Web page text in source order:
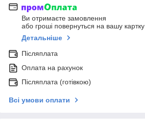
Ви отримаєте замовлення
або гроші повернуться на вашу картку
Детальніше
Післяплата
Оплата на рахунок
Післяплата (готівкою)
Всі умови оплати